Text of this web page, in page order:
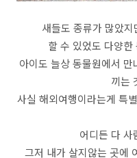
새들도 종류가 많았
할 수 있었도 다양
아이도 늘상 동물원에서
끼는
사실 해외여행이라는게 특
어디든 다 사
그저 내가 살지않는 곳에